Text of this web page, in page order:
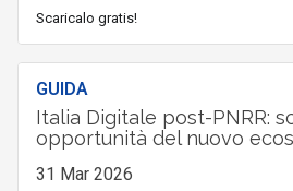
Scaricalo gratis!
GUIDA
Italia Digitale post-PNRR:
opportunità del nuovo
31 Mar 2026